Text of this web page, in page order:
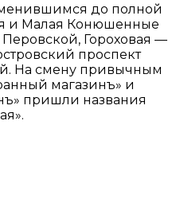
до полной
и Малая Конюшенные
Гороховая —
проспект
На смену привычным
магазинъ» и
пришли названия